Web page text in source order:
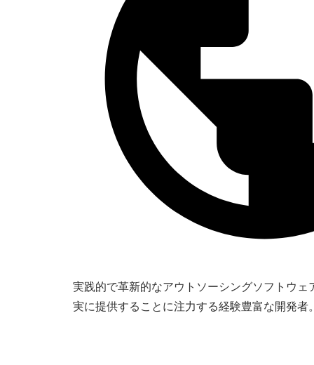
実践的で革新的なアウトソーシングソフトウ
実に提供することに注力する経験豊富な開発者